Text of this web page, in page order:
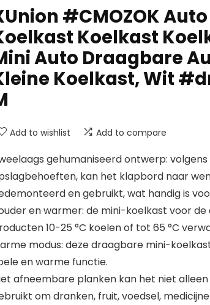
#CMOZOK Auto
Koelkast
Auto Draagbare
Koelkast, Wit
Add to wishlist Add to compare
gehumaniseerd ontwerp:
kan het klapbord naar
en gebruikt, wat handig is
en warmer: de mini-koelkast voor de
10-25 °C koelen of tot 65 °C
modus: deze draagbare mini-
en warme functie.
afneembare planken kan het niet
om dranken, fruit, voedsel,